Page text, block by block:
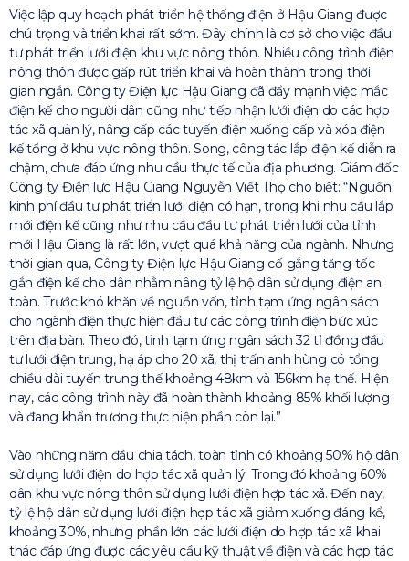
Việc lập quy hoạch phát triển hệ thống điện ở Hậu Giang được
chú trọng và triển khai rất sớm. Đây chính là cơ sở cho việc đầu
tư phát triển lưới điện khu vực nông thôn. Nhiều công trình điện
nông thôn được gấp rút triển khai và hoàn thành trong thời
gian ngắn. Công ty Điện lực Hậu Giang đã đẩy mạnh việc mắc
điện kế cho người dân cũng như tiếp nhận lưới điện do các hợp
tác xã quản lý, nâng cấp các tuyến điện xuống cấp và xóa điện
kế tổng ở khu vực nông thôn. Song, công tác lắp điện kế diễn ra
chậm, chưa đáp ứng nhu cầu thực tế của địa phương. Giám đốc
Công ty Điện lực Hậu Giang Nguyễn Viết Thọ cho biết: “Nguồn
kinh phí đầu tư phát triển lưới điện có hạn, trong khi nhu cầu lắp
mới điện kế cũng như nhu cầu đầu tư phát triển lưới của tỉnh
mới Hậu Giang là rất lớn, vượt quá khả năng của ngành. Nhưng
thời gian qua, Công ty Điện lực Hậu Giang cố gắng tăng tốc
gắn điện kế cho dân nhằm nâng tỷ lệ hộ dân sử dụng điện an
toàn. Trước khó khăn về nguồn vốn, tỉnh tạm ứng ngân sách
cho ngành điện thực hiện đầu tư các công trình điện bức xúc
trên địa bàn. Theo đó, tỉnh tạm ứng ngân sách 32 tỉ đồng đầu
tư lưới điện trung, hạ áp cho 20 xã, thị trấn anh hùng có tổng
chiều dài tuyến trung thế khoảng 48km và 156km hạ thế. Hiện
nay, các công trình này đã hoàn thành khoảng 85% khối lượng
và đang khẩn trương thực hiện phần còn lại.”
Vào những năm đầu chia tách, toàn tỉnh có khoảng 50% hộ dân
sử dụng lưới điện do hợp tác xã quản lý. Trong đó khoảng 60%
dân khu vực nông thôn sử dụng lưới điện hợp tác xã. Đến nay,
tỷ lệ hộ dân sử dụng lưới điện hợp tác xã giảm xuống đáng kể,
khoảng 30%, nhưng phần lớn các lưới điện do hợp tác xã khai
thác đáp ứng được các yêu cầu kỹ thuật về điện và các hợp tác